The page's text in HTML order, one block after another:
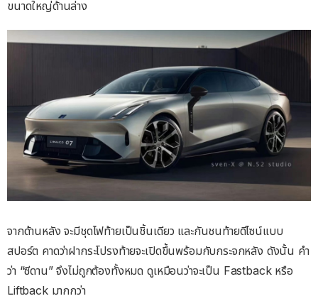
ขนาดใหญ่ด้านล่าง
จากด้านหลัง จะมีชุดไฟท้ายเป็นชิ้นเดียว และกันชนท้ายดีไซน์แบบ
สปอร์ต คาดว่าฝากระโปรงท้ายจะเปิดขึ้นพร้อมกับกระจกหลัง ดังนั้น คำ
ว่า “ซีดาน” จึงไม่ถูกต้องทั้งหมด ดูเหมือนว่าจะเป็น Fastback หรือ
Liftback มากกว่า